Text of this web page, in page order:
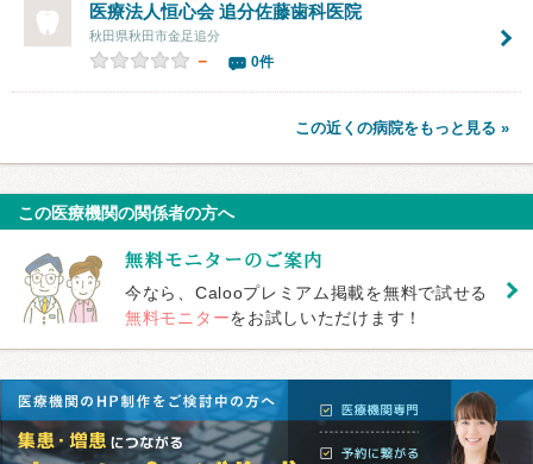
医療法人恒心会追分佐藤歯科医院
秋田県秋田市金足追分
－ 0件
この近くの病院をもっと見る »
この医療機関の関係者の方へ
今なら、Calooプレミアム掲載を無料で試せる
無料モニターをお試しいただけます！